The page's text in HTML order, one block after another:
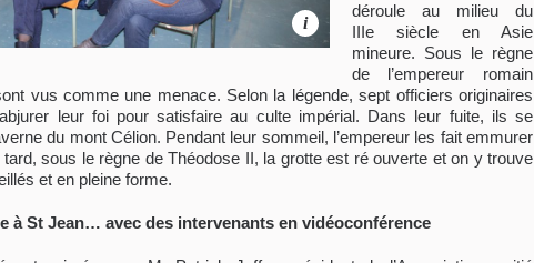
i
déroule au milieu du
IIIe siècle en Asie
mineure. Sous le règne
de l’empereur romain
vus comme une menace. Selon la légende, sept officiers originaires
leur foi pour satisfaire au culte impérial. Dans leur fuite, ils se
du mont Célion. Pendant leur sommeil, l’empereur les fait emmurer
sous le règne de Théodose II, la grotte est ré ouverte et on y trouve
et en pleine forme.
à St Jean… avec des intervenants en vidéoconférence